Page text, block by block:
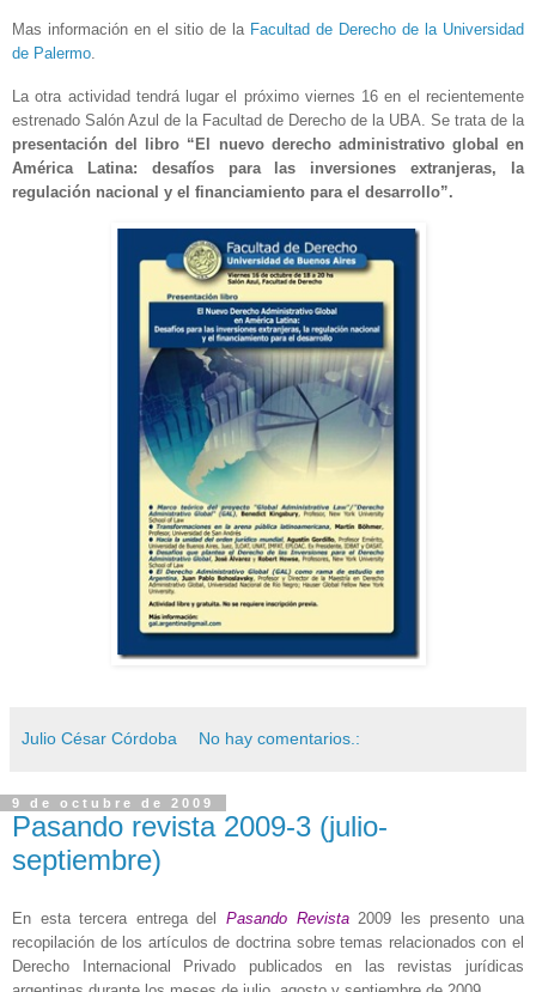
Mas información en el sitio de la Facultad de Derecho de la Universidad
de Palermo
La otra actividad tendrá lugar el próximo viernes 16 en el recientemente
estrenado Salón Azul de la Facultad de Derecho de la UBA. Se trata de la
presentación del libro “El nuevo derecho administrativo global en
América Latina: desafíos para las inversiones extranjeras, la
regulación nacional y el financiamiento para el desarrollo”.
Julio César Córdoba No hay comentarios.:
9 de octubre de 2009
Pasando revista 2009-3 (julio-
septiembre)
En esta tercera entrega del Pasando Revista 2009 les presento una
recopilación de los artículos de doctrina sobre temas relacionados con el
Derecho Internacional Privado publicados en las revistas jurídicas